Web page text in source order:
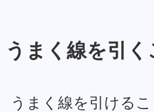
うまく線を引
うまく線を引ける